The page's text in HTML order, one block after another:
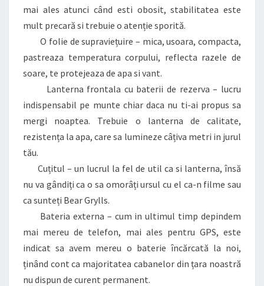
mai ales atunci când esti obosit, stabilitatea este
mult precară si trebuie o atenție sporită.
O folie de supraviețuire – mica, usoara, compacta,
pastreaza temperatura corpului, reflecta razele de
soare, te protejeaza de apa si vant.
Lanterna frontala cu baterii de rezerva – lucru
indispensabil pe munte chiar daca nu ti-ai propus sa
mergi noaptea. Trebuie o lanterna de calitate,
rezistența la apa, care sa lumineze câțiva metri in jurul
tău.
Cuțitul – un lucrul la fel de util ca si lanterna, însă
nu va gândiți ca o sa omorâți ursul cu el ca-n filme sau
ca sunteți Bear Grylls.
Bateria externa – cum in ultimul timp depindem
mai mereu de telefon, mai ales pentru GPS, este
indicat sa avem mereu o baterie încărcată la noi,
ținând cont ca majoritatea cabanelor din țara noastră
nu dispun de curent permanent.